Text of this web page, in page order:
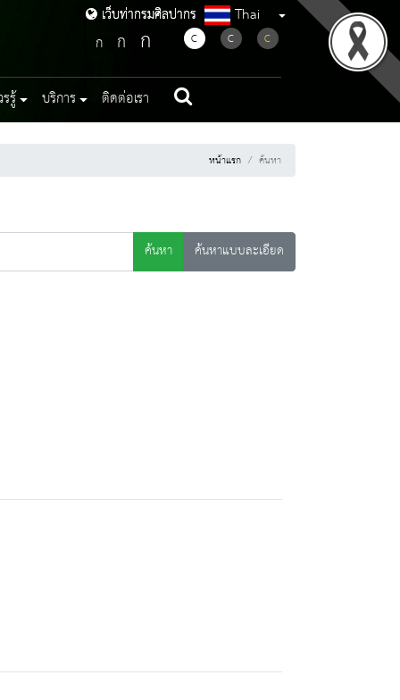
เว็บท่ากรมศิลปากร
เว็บท่ากรมศิลปากร Thai
ก ก ก C C C
รู้ บริการ ติดต่อเรา
หน้าแรก ค้นหา
ค้นหา ค้นหาแบบละเอียด